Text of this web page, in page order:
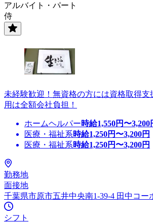
アルバイト・パート
侍
未経験歓迎！無資格の方には資格取得
用は全額会社負担！
ホームヘルパー時給1,550円〜3,200
医療・福祉系時給1,250円〜3,200円
医療・福祉系時給1,250円〜3,200円
勤務地
面接地
千葉県市原市五井中央南1-39-4 田中コー
シフト